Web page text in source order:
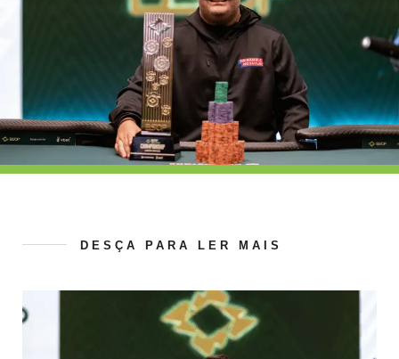
DESÇA PARA LER MAIS